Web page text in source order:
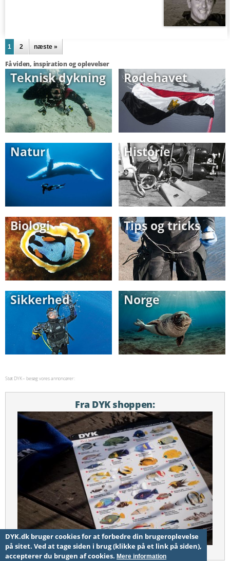
Sider
1 2 næste »
Få viden, inspiration og oplevelser
Teknisk dykning Rødehavet
Natur Historie
Biologi Tips og tricks
Sikkerhed Norge
Støt DYK – besøg vores annoncører:
Fra DYK shoppen:
Fisketavle
DYK.dk bruger cookies for at forbedre din brugeroplevelse
på sitet. Ved at tage siden i brug (klikke på et link på siden),
accepterer du brugen af cookies.Mere information